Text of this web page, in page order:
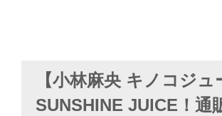
【小林麻央 キノコジュ
SUNSHINE JUICE！通